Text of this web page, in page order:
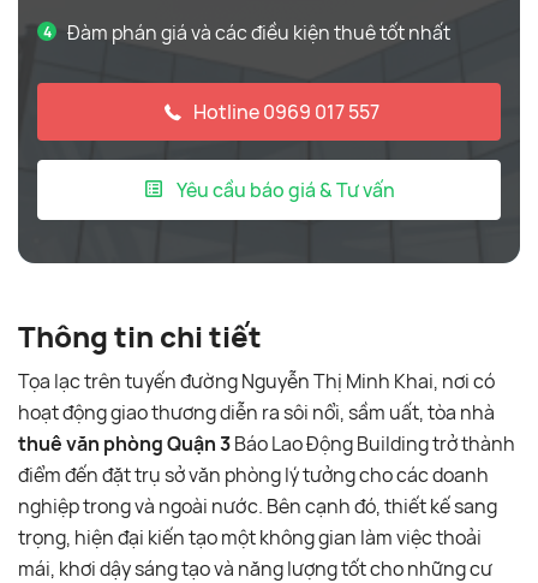
Đàm phán giá và các điều kiện thuê tốt nhất
Hotline 0969 017 557
Yêu cầu báo giá & Tư vấn
Thông tin chi tiết
Tọa lạc trên tuyến đường Nguyễn Thị Minh Khai, nơi có
hoạt động giao thương diễn ra sôi nổi, sầm uất, tòa nhà
thuê văn phòng Quận 3Báo Lao Động Building trở thành
điểm đến đặt trụ sở văn phòng lý tưởng cho các doanh
nghiệp trong và ngoài nước. Bên cạnh đó, thiết kế sang
trọng, hiện đại kiến tạo một không gian làm việc thoải
mái, khơi dậy sáng tạo và năng lượng tốt cho những cư